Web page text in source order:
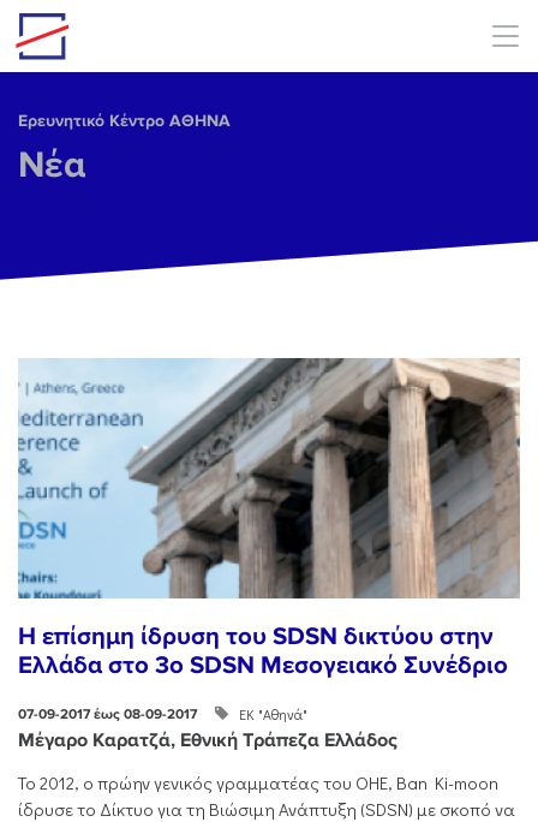
Skip to main content
Ερευνητικό Κέντρο ΑΘΗΝΑ
Νέα
Η επίσημη ίδρυση του SDSN δικτύου στην
Ελλάδα στο 3o SDSN Mεσογειακό Συνέδριο
07-09-2017 έως 08-09-2017 ΕΚ "Αθηνά"
Μέγαρο Καρατζά, Εθνική Τράπεζα Ελλάδος
Το 2012, ο πρώην γενικός γραμματέας του ΟΗΕ, Ban Ki-moon
ίδρυσε το Δίκτυο για τη Βιώσιμη Ανάπτυξη (SDSN) με σκοπό να